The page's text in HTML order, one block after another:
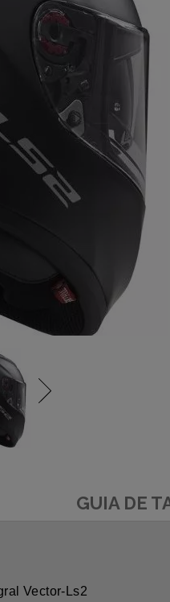
GUIA DE
Vector-Ls2